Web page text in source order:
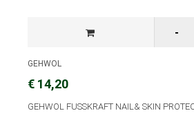
GEHWOL
€ 14,20
GEHWOL FUSSKRAFT NAIL& SKIN